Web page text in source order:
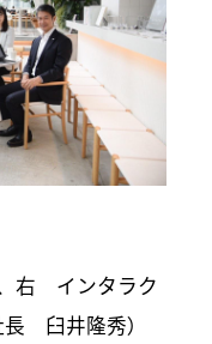
右 インタラク
臼井隆秀）